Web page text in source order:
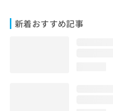
新着おすすめ記事
い